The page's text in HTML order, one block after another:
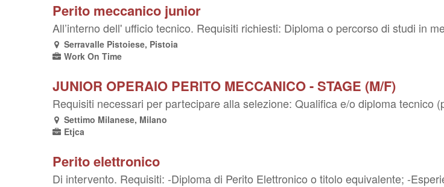
Perito meccanico junior
All’interno dell' ufficio tecnico. Requisiti richiesti: Diploma o percorso di studi in
Serravalle Pistoiese, Pistoia
Work On Time
JUNIOR OPERAIO PERITO MECCANICO - STAGE (M/F)
Requisiti necessari per partecipare alla selezione: Qualifica e/o diploma tecnico
Settimo Milanese, Milano
Etjca
Perito elettronico
Di intervento. Requisiti: -Diploma di Perito Elettronico o titolo equivalente; -